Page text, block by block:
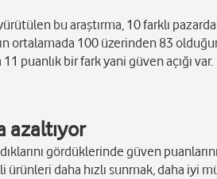
bu araştırma, 10 farklı
ortalamada 100 üzerinden 83
puanlık bir fark yani güven açığı var.
azaltıyor
gördüklerinde güven
daha hızlı sunmak, daha iyi